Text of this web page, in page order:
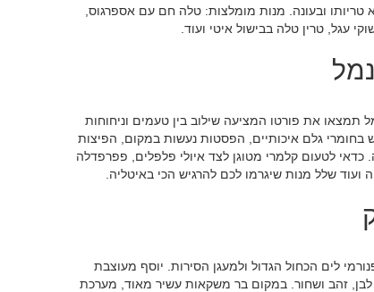
טריותו ובעונה. מנות מומלצות: טלה חם עם אספרגוס,
עגל, טרין טלה בבישול איטי ועוד.
את פורטו המציעה שילוב בין טעמים וניחוחות
גלם איכותיים, הפסטות נעשות במקום, הפיצות
כדאי לטעום קלמרי מטוגן לצד איולי פלפלים, פפרפדלה
ועוד שלל מנות שיגרמו לכם להרגיש הכי באיטליה.
לים הכחול הגדול ולמעגן הסירות. יוסף מעוצבת
לבן, זהב ושחור. במקום בר משקאות עשיר מאוד, מערכת